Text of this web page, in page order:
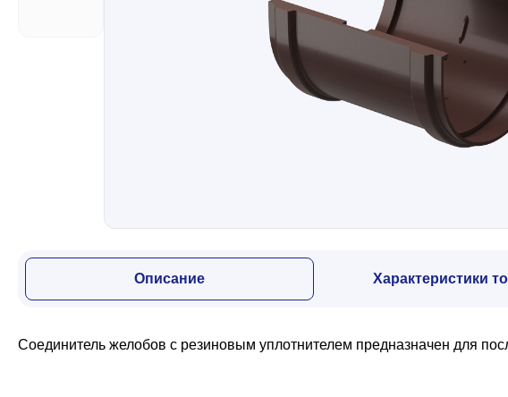
Профили для гипсокартона
Дача и сад
Другие товары
Описание Характеристики
Соединитель желобов с резиновым уплотнителем предназначен для